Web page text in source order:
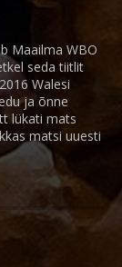
Maailma WBO
seda tiitlit
Walesi
ja õnne
lükati mats
matsi uuesti